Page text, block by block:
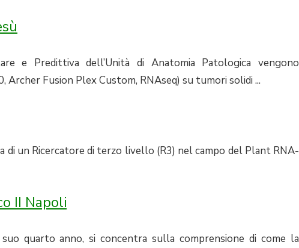
e Predittiva dell’Unità di Anatomia Patologica vengono
Fusion Plex Custom, RNAseq) su tumori solidi ...
di un Ricercatore di terzo livello (R3) nel campo del Plant RNA-
II Napoli
quarto anno, si concentra sulla comprensione di come la